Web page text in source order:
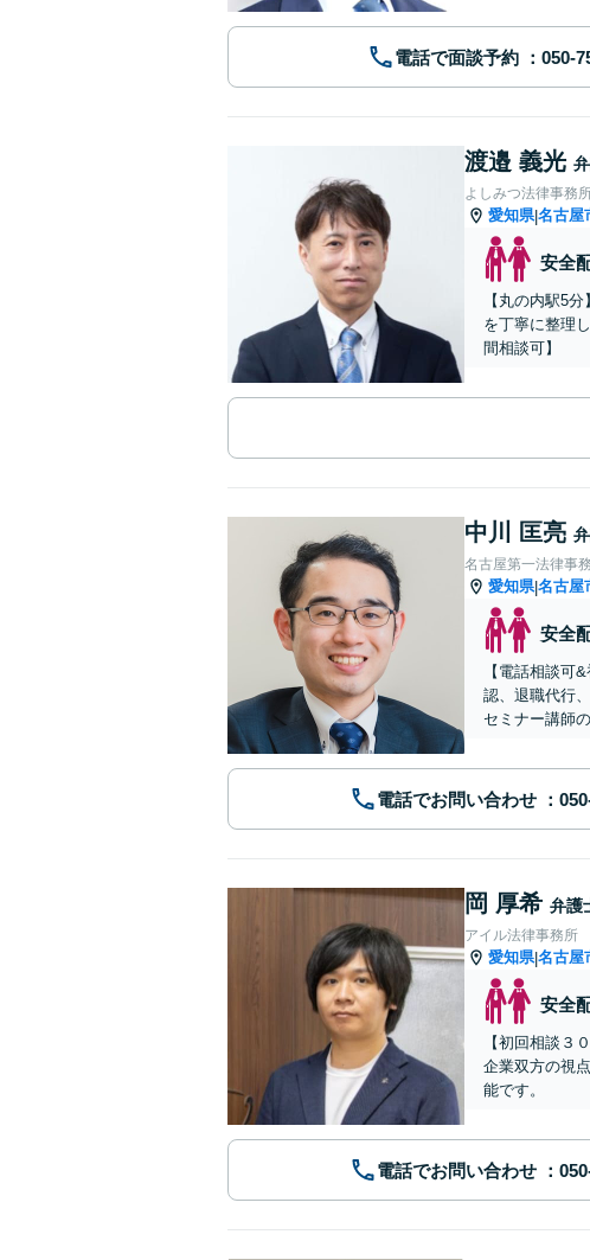
電話で面談予約
渡邉 義光
よしみつ法律事務
愛知県|名古屋
安全
【丸の内駅5
を丁寧に整理
間相談可】
中川 匡亮
名古屋第一法律事
愛知県|名古屋
安全
【電話相談可
認、退職代行
セミナー講師
電話でお問い合わせ
岡 厚希 弁護
アイル法律事務所
愛知県|名古屋
安全
【初回相談３
企業双方の視
能です。
電話でお問い合わせ